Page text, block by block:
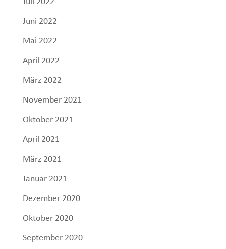
Juni 2022
Mai 2022
April 2022
März 2022
November 2021
Oktober 2021
April 2021
März 2021
Januar 2021
Dezember 2020
Oktober 2020
September 2020